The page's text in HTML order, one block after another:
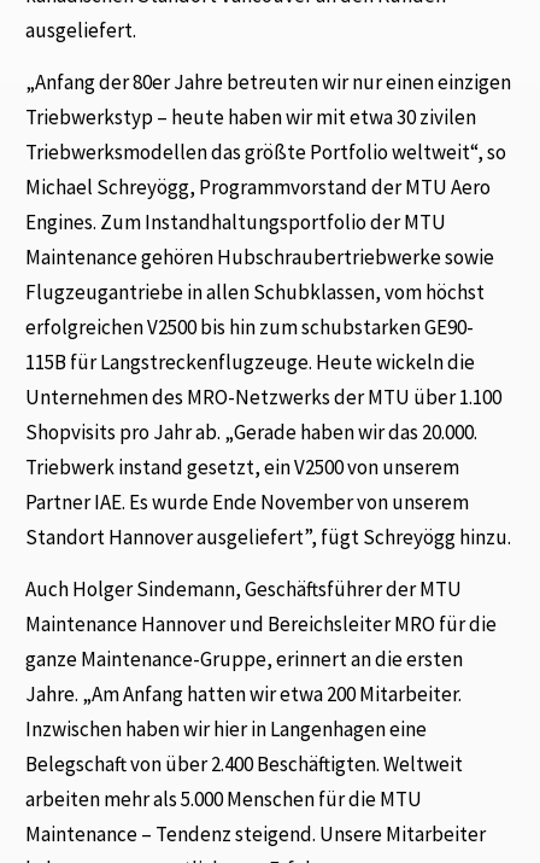
ausgeliefert.
„Anfang der 80er Jahre betreuten wir nur einen einzigen
Triebwerkstyp – heute haben wir mit etwa 30 zivilen
Triebwerksmodellen das größte Portfolio weltweit“, so
Michael Schreyögg, Programmvorstand der MTU Aero
Engines. Zum Instandhaltungsportfolio der MTU
Maintenance gehören Hubschraubertriebwerke sowie
Flugzeugantriebe in allen Schubklassen, vom höchst
erfolgreichen V2500 bis hin zum schubstarken GE90-
115B für Langstreckenflugzeuge. Heute wickeln die
Unternehmen des MRO-Netzwerks der MTU über 1.100
Shopvisits pro Jahr ab. „Gerade haben wir das 20.000.
Triebwerk instand gesetzt, ein V2500 von unserem
Partner IAE. Es wurde Ende November von unserem
Standort Hannover ausgeliefert”, fügt Schreyögg hinzu.
Auch Holger Sindemann, Geschäftsführer der MTU
Maintenance Hannover und Bereichsleiter MRO für die
ganze Maintenance-Gruppe, erinnert an die ersten
Jahre. „Am Anfang hatten wir etwa 200 Mitarbeiter.
Inzwischen haben wir hier in Langenhagen eine
Belegschaft von über 2.400 Beschäftigten. Weltweit
arbeiten mehr als 5.000 Menschen für die MTU
Maintenance – Tendenz steigend. Unsere Mitarbeiter